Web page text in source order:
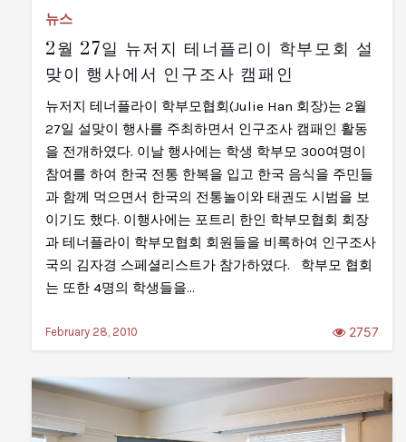
뉴스
2월 27일 뉴저지 테너플리이 학부모회 설
맞이 행사에서 인구조사 캠패인
뉴저지 테너플라이 학부모협회(Julie Han 회장)는 2월
27일 설맞이 행사를 주최하면서 인구조사 캠패인 활동
을 전개하였다. 이날 행사에는 학생 학부모 300여명이
참여를 하여 한국 전통 한복을 입고 한국 음식을 주민들
과 함께 먹으면서 한국의 전통놀이와 태권도 시범을 보
이기도 했다. 이행사에는 포트리 한인 학부모협회 회장
과 테너플라이 학부모협회 회원들을 비록하여 인구조사
국의 김자경 스페셜리스트가 참가하였다. 학부모 협회
는 또한 4명의 학생들을…
February 28, 2010 2757